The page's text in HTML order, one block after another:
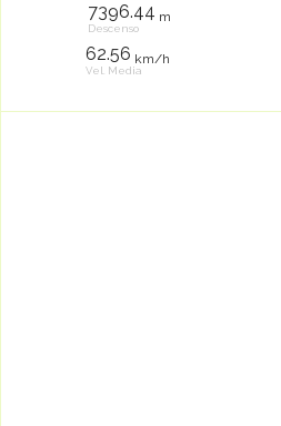
7396.44 m
Descenso
62.56 km/h
Vel. Media